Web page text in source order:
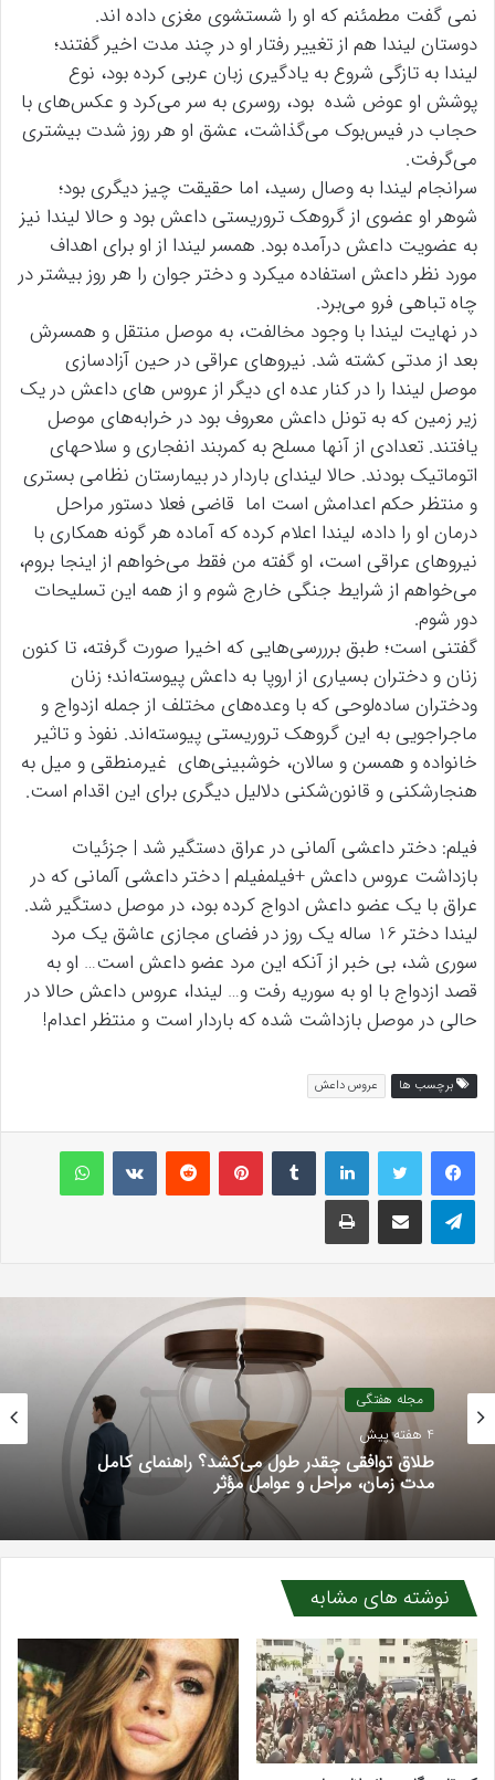
نمی گفت مطمئنم که او را شستشوی مغزی داده اند.
دوستان لیندا هم از تغییر رفتار او در چند مدت اخیر گفتند؛
لیندا به تازگی شروع به یادگیری زبان عربی کرده بود، نوع
پوشش او عوض شده بود، روسری به سر می‌کرد و عکس‌های با
حجاب در فیس‌بوک می‌گذاشت، عشق او هر روز شدت بیشتری
می‌گرفت.
سرانجام لیندا به وصال رسید، اما حقیقت چیز دیگری بود؛
شوهر او عضوی از گروهک تروریستی داعش بود و حالا لیندا نیز
به عضویت داعش درآمده بود. همسر لیندا از او برای اهداف
مورد نظر داعش استفاده می‎کرد و دختر جوان را هر روز بیشتر در
چاه تباهی فرو می‌برد.
در نهایت لیندا با وجود مخالفت، به موصل منتقل و همسرش
بعد از مدتی کشته شد. نیروهای عراقی در حین آزادسازی
موصل لیندا را در کنار عده ای دیگر از عروس های داعش در یک
زیر زمین که به تونل داعش معروف بود در خرابه‌های موصل
یافتند. تعدادی از آنها مسلح به کمربند انفجاری و سلاح‎های
اتوماتیک بودند. حالا لیندای باردار در بیمارستان نظامی بستری
و منتظر حکم اعدامش است اما قاضی فعلا دستور مراحل
درمان او را داده، لیندا اعلام کرده که آماده هر گونه همکاری با
نیروهای عراقی است، او گفته من فقط می‌خواهم از اینجا بروم،
می‌خواهم از شرایط جنگی خارج شوم و از همه این تسلیحات
دور شوم.
گفتنی است؛ طبق برررسی‌هایی که اخیرا صورت گرفته، تا کنون
زنان و دختران بسیاری از اروپا به داعش پیوسته‌اند؛ زنان
ودختران ساده‌لوحی که با وعده‌های مختلف از جمله ازدواج و
ماجراجویی به این گروهک تروریستی پیوسته‌اند. نفوذ و تاثیر
خانواده و همسن و سالان، خوشبینی‌های غیرمنطقی و میل به
هنجارشکنی و قانون‌شکنی دلالیل دیگری برای این اقدام است.
فیلم: دختر داعشی آلمانی در عراق دستگیر شد | جزئیات
بازداشت عروس داعش +فیلمفیلم | دختر داعشی آلمانی که در
عراق با یک عضو داعش ادواج کرده بود، در موصل دستگیر شد.
لیندا دختر 16 ساله یک روز در فضای مجازی عاشق یک مرد
سوری شد، بی خبر از آنکه این مرد عضو داعش است… او به
قصد ازدواج با او به سوریه رفت و… لیندا، عروس داعش حالا در
حالی در موصل بازداشت شده که باردار است و منتظر اعدام!
برچسب ها عروس داعش
لینکداینتامبلر پینتریستReddit
VKontakteواتس آپ
تلگرام اشتراک گذاری با ایمیل چاپ
مجله هفتگی
4 هفته پیش
طلاق توافقی چقدر طول می‌کشد؟ راهنمای کامل
مدت زمان، مراحل و عوامل مؤثر
نوشته های مشابه